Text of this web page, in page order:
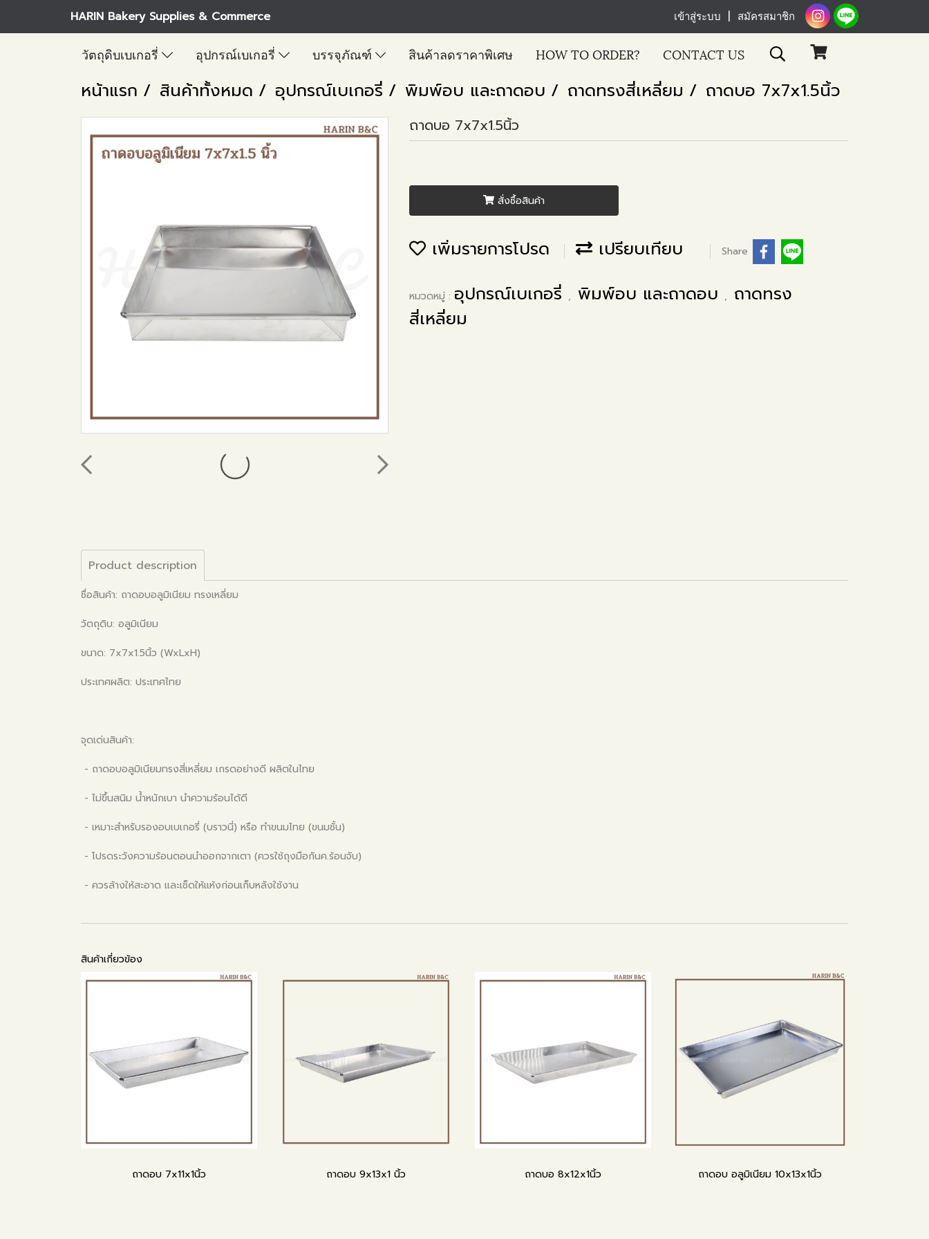
HARIN Bakery Supplies & Commerce เข้าสู่ระบบ สมัครสมาชิก
วัตถุดิบเบเกอรี่ อุปกรณ์เบเกอรี่ บรรจุภัณฑ์ สินค้าลดราคาพิเศษ HOW TO ORDER? CONTACT US
หน้าแรก สินค้าทั้งหมด อุปกรณ์เบเกอรี่ พิมพ์อบ และถาดอบ ถาดทรงสี่เหลี่ยม ถาดบอ 7x7x1.5นิ้ว
ถาดบอ 7x7x1.5นิ้ว
สั่งซื้อสินค้า
เพิ่มรายการโปรด เปรียบเทียบ Share
หมวดหมู่ : อุปกรณ์เบเกอรี่ , พิมพ์อบ และถาดอบ , ถาดทรง
สี่เหลี่ยม
Product description
ชื่อสินค้า: ถาดอบอลูมิเนียม ทรงเหลี่ยม
วัตถุดิบ: อลูมิเนียม
ขนาด: 7x7x1.5นิ้ว (WxLxH)
ประเทศผลิต: ประเทศไทย
จุดเด่นสินค้า:
- ถาดอบอลูมิเนียมทรงสี่เหลี่ยม เกรดอย่างดี ผลิตในไทย
- ไม่ขึ้นสนิม น้ำหนักเบา นำความร้อนได้ดี
- เหมาะสำหรับรองอบเบเกอรี่ (บราวนี่) หรือ ทำขนมไทย (ขนมชั้น)
- โปรดระวังความร้อนตอนนำออกจากเตา (ควรใช้ถุงมือกันค.ร้อนจับ)
- ควรล้างให้สะอาด และเช็ดให้แห้งก่อนเก็บหลังใช้งาน
สินค้าเกี่ยวข้อง
ถาดอบ 7x11x1นิ้ว ถาดอบ 9x13x1 นิ้ว ถาดบอ 8x12x1นิ้ว ถาดอบ อลูมิเนียม 10x13x1นิ้ว